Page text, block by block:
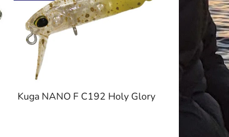
Kuga NANO F C192 Holy Glory